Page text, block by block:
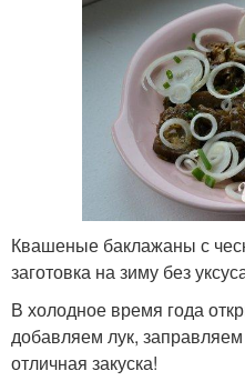
Квашеные баклажаны с
заготовка на зиму без
В холодное время года
добавляем лук,
отличная закуска!